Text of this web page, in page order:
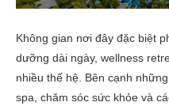
Không gian nơi đây đặc biệt
dưỡng dài ngày, wellness
nhiều thế hệ. Bên cạnh
spa, chăm sóc sức khỏe và